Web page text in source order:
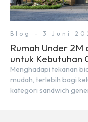
Blog - 3 Juni
Rumah Under
untuk Kebutuhan
Menghadapi tekanan
mudah, terlebih bagi
kategori sandwich